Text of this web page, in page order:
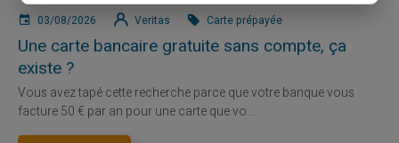
03/08/2026 Veritas Carte prépayée
Une carte bancaire gratuite sans compte, ça
existe ?
Vous avez tapé cette recherche parce que votre banque vous
facture 50 € par an pour une carte que vo...